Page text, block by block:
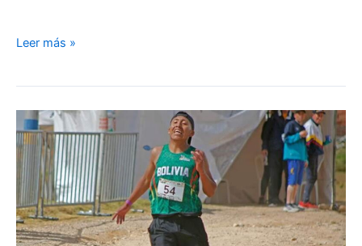
Leer más »
El
boliviano
Brayan
Choque
gana
el
Campeonato